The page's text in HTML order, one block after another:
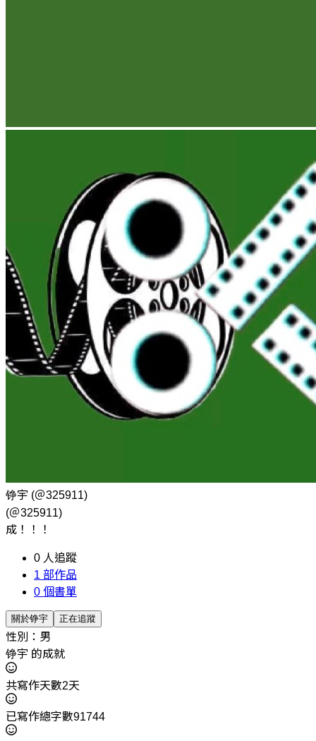
铮宇 (＠325911)
(＠325911)
成！！！
0 人追蹤
1 部作品
0 個書單
關於铮宇 正在追蹤
性別：男
铮宇 的成就
共寫作天數2天
已寫作總字數91744